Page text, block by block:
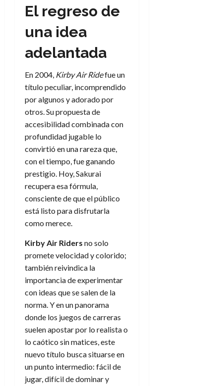
El regreso de
una idea
adelantada
En 2004, Kirby Air Ridefue un
título peculiar, incomprendido
por algunos y adorado por
otros. Su propuesta de
accesibilidad combinada con
profundidad jugable lo
convirtió en una rareza que,
con el tiempo, fue ganando
prestigio. Hoy, Sakurai
recupera esa fórmula,
consciente de que el público
está listo para disfrutarla
como merece.
Kirby Air Riders no solo
promete velocidad y colorido;
también reivindica la
importancia de experimentar
con ideas que se salen de la
norma. Y en un panorama
donde los juegos de carreras
suelen apostar por lo realista o
lo caótico sin matices, este
nuevo título busca situarse en
un punto intermedio: fácil de
jugar, difícil de dominar y